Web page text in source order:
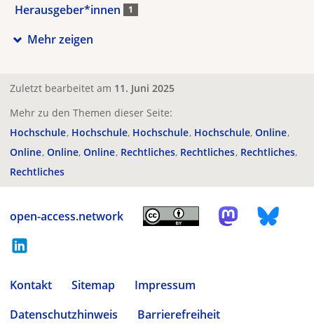
Herausgeber*innen 1
Mehr zeigen
Zuletzt bearbeitet am 11. Juni 2025
Mehr zu den Themen dieser Seite:
Hochschule Hochschule Hochschule Hochschule Online
Online Online Online Rechtliches Rechtliches Rechtliches
Rechtliches
open-access.network
Kontakt Sitemap
Impressum
Datenschutzhinweis
Barrierefreiheit